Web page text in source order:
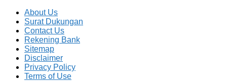
About Us
Surat Dukungan
Contact Us
Rekening Bank
Sitemap
Disclaimer
Privacy Policy
Terms of Use